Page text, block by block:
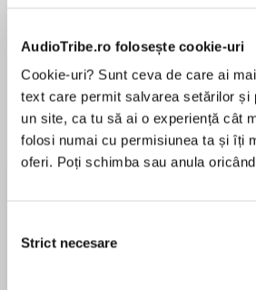
AudioTribe.ro folosește cookie-uri
Cookie-uri? Sunt ceva de care ai
text care permit salvarea setărilor și
un site, ca tu să ai o experiență cât
folosi numai cu permisiunea ta și îți
oferi. Poți schimba sau anula
consimțământului
Strict necesare
de...
Dani Francis
la...
Lauren Weisberger
Desprecarte
USA Todaybestseller Lenora
be next-in-line for her father’s